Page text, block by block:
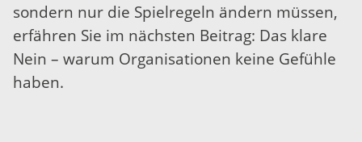
sondern nur die Spielregeln ändern müssen,
erfähren Sie im nächsten Beitrag: Das klare
Nein – warum Organisationen keine Gefühle
haben.